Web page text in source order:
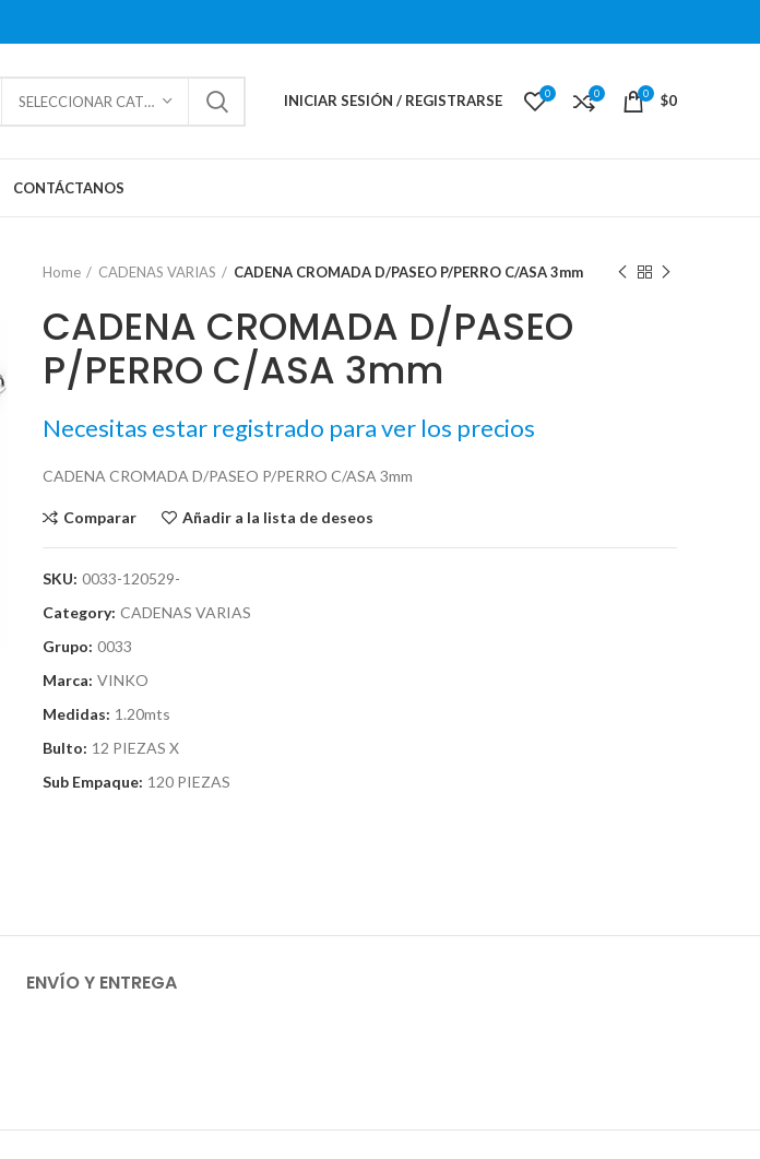
SELECCIONAR CATEGORÍAS INICIAR SESIÓN / REGISTRARSE 0 0 0 $0
CONTÁCTANOS
Home CADENAS VARIAS CADENA CROMADA D/PASEO P/PERRO C/ASA 3mm
CADENA CROMADA D/PASEO
P/PERRO C/ASA 3mm
Necesitas estar registrado para ver los precios
CADENA CROMADA D/PASEO P/PERRO C/ASA 3mm
Comparar Añadir a la lista de deseos
SKU: 0033-120529-
Category: CADENAS VARIAS
Grupo: 0033
Marca: VINKO
Medidas: 1.20mts
Bulto: 12 PIEZAS X
Sub Empaque: 120 PIEZAS
ENVÍO Y ENTREGA